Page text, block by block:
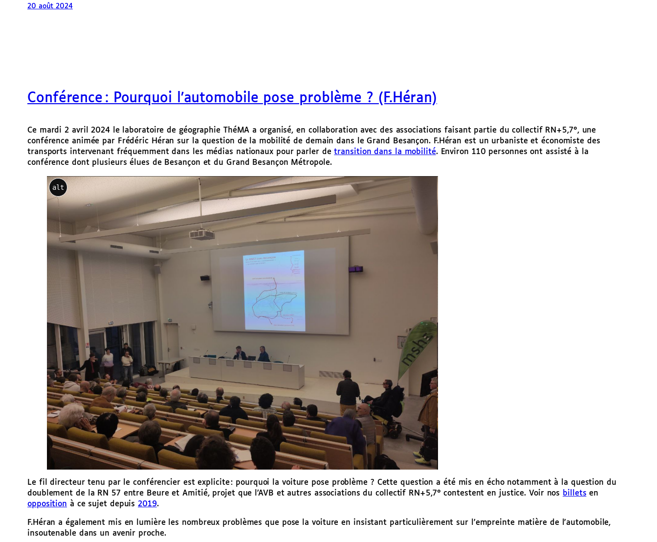
20 août 2024
Conférence : Pourquoi l’automobile pose problème ? (F.Héran)
Ce mardi 2 avril 2024 le laboratoire de géographie ThéMA a organisé, en collaboration avec des associations faisant partie du collectif RN+5,7°, une
conférence animée par Frédéric Héran sur la question de la mobilité de demain dans le Grand Besançon. F.Héran est un urbaniste et économiste des
transports intervenant fréquemment dans les médias nationaux pour parler detransition dans la mobilité. Environ 110 personnes ont assisté à la
conférence dont plusieurs élues de Besançon et du Grand Besançon Métropole.
alt
Le fil directeur tenu par le conférencier est explicite : pourquoi la voiture pose problème ? Cette question a été mis en écho notamment à la question du
doublement de la RN 57 entre Beure et Amitié, projet que l’AVB et autres associations du collectif RN+5,7° contestent en justice. Voir nos billets en
opposition à ce sujet depuis 2019.
F.Héran a également mis en lumière les nombreux problèmes que pose la voiture en insistant particulièrement sur l’empreinte matière de l’automobile,
insoutenable dans un avenir proche.